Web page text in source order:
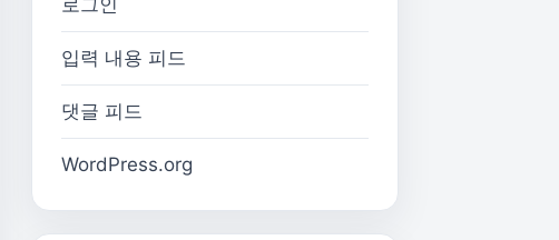
로그인
입력 내용 피드
댓글 피드
WordPress.org